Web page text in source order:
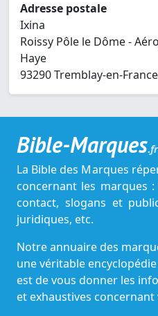
Adresse postale
Ixina
Roissy Pôle le Dôme -
Haye
93290 Tremblay-en-France
Bible-Marques.fr
La Bible des Marques
concernant les marques
contact, slogans et
juridiques, etc.
Notre annuaire des
une véritable
est de vous donner les
et exhaustives